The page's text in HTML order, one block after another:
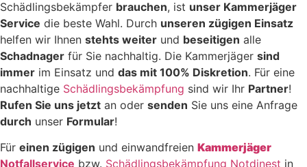
Schädlingsbekämpfer brauchen, ist unser Kammerjäger
Service die beste Wahl. Durch unseren zügigen Einsatz
helfen wir Ihnen stehts weiter und beseitigen alle
Schadnager für Sie nachhaltig. Die Kammerjäger sind
immer im Einsatz und das mit 100% Diskretion. Für eine
nachhaltige Schädlingsbekämpfung sind wir Ihr Partner!
Rufen Sie uns jetzt an oder senden Sie uns eine Anfrage
durch unser Formular!
Für einen zügigen und einwandfreien Kammerjäger
Notfallservice bzw. Schädlingsbekämpfung Notdinest in